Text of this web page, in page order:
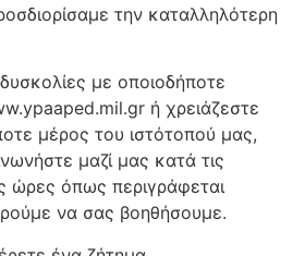
την καταλληλότερη
με οποιοδήποτε
ή χρειάζεστε
μέρος του ιστότοπού μας,
μαζί μας κατά τις
ώρες όπως περιγράφεται
να σας βοηθήσουμε.